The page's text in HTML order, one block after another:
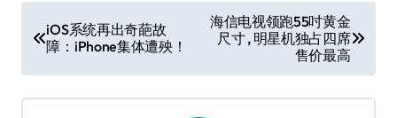
章
导
航
iOS系统再出奇葩故
障：iPhone集体遭殃！
海信电视领跑55吋黄金
尺寸 , 明星机独占四席
售价最高